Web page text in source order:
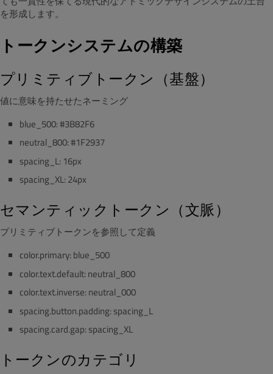
を形成します。
トークンシステムの構築
プリミティブトークン（基盤）
値に意味を持たせたネーミング
blue_500: #3B82F6
neutral_800: #1F2937
spacing_L: 16px
spacing_XL: 24px
セマンティックトークン（文脈）
プリミティブトークンを参照して定義
color.primary: blue_500
color.text.default: neutral_800
color.text.inverse: neutral_000
spacing.button.padding: spacing_L
spacing.card.gap: spacing_XL
トークンのカテゴリ